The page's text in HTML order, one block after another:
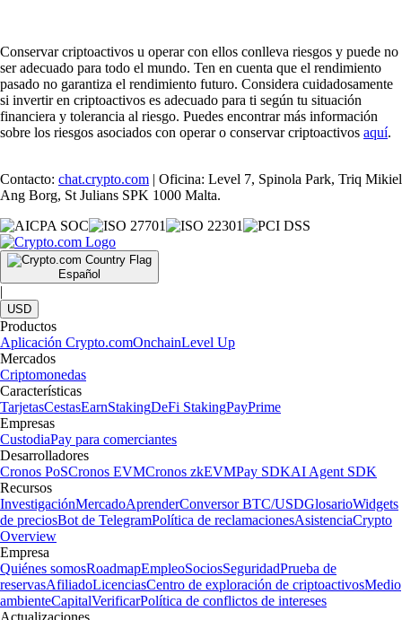
Conservar criptoactivos u operar con ellos conlleva riesgos y puede no
ser adecuado para todo el mundo. Ten en cuenta que el rendimiento
pasado no garantiza el rendimiento futuro. Considera cuidadosamente
si invertir en criptoactivos es adecuado para ti según tu situación
financiera y tolerancia al riesgo. Puedes encontrar más información
sobre los riesgos asociados con operar o conservar criptoactivos aquí.
Contacto: chat.crypto.com | Oficina: Level 7, Spinola Park, Triq Mikiel
Ang Borg, St Julians SPK 1000 Malta.
Español
|
USD
Productos
Aplicación Crypto.comOnchainLevel Up
Mercados
Criptomonedas
Características
TarjetasCestasEarnStakingDeFi StakingPayPrime
Empresas
CustodiaPay para comerciantes
Desarrolladores
Cronos PoSCronos EVMCronos zkEVMPay SDKAI Agent SDK
Recursos
InvestigaciónMercadoAprenderConversor BTC/USDGlosarioWidgets
de preciosBot de TelegramPolítica de reclamacionesAsistenciaCrypto
Overview
Empresa
Quiénes somosRoadmapEmpleoSociosSeguridadPrueba de
reservasAfiliadoLicenciasCentro de exploración de criptoactivosMedio
ambienteCapitalVerificarPolítica de conflictos de intereses
Actualizaciones